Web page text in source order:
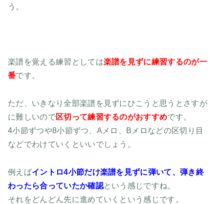
う。
楽譜を覚える練習としては楽譜を見ずに練習するのが一
番です。
ただ、いきなり全部楽譜を見ずにひこうと思うとさすが
に難しいので区切って練習するのがおすすめです。
4小節ずつや8小節ずつ、Aメロ、Bメロなどの区切り目
などでわけていくといいでしょう。
例えばイントロ4小節だけ楽譜を見ずに弾いて、弾き終
わったら合っていたか確認という感じですね。
それをどんどん先に進めていくという感じです。